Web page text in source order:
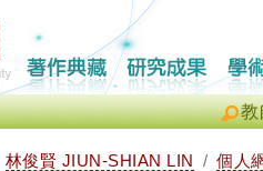
教
林俊賢 JIUN-SHIAN LIN 個人